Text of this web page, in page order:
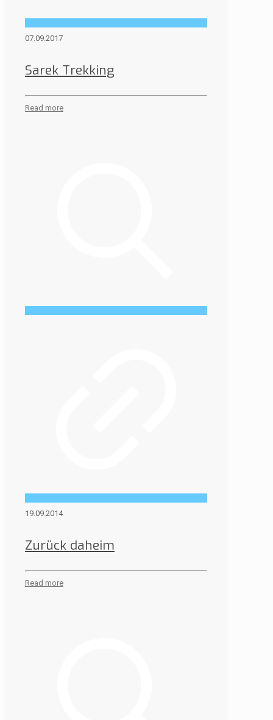
07.09.2017
Sarek Trekking
Read more
19.09.2014
Zurück daheim
Read more